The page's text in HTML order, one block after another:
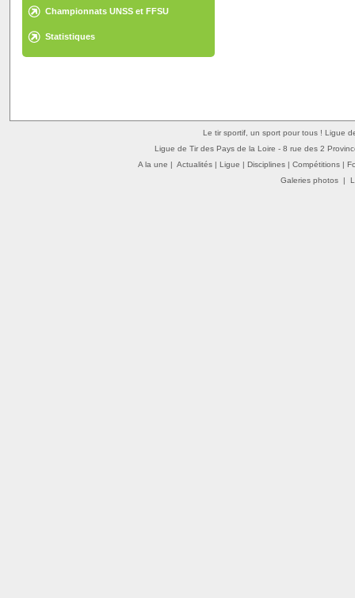
Championnats UNSS et FFSU
Statistiques
Le tir sportif, un sport pour tous ! Ligue
Ligue de Tir des Pays de la Loire - 8 rue des 2
A la une | Actualités | Ligue | Disciplines | Compétitions |
Galeries photos|